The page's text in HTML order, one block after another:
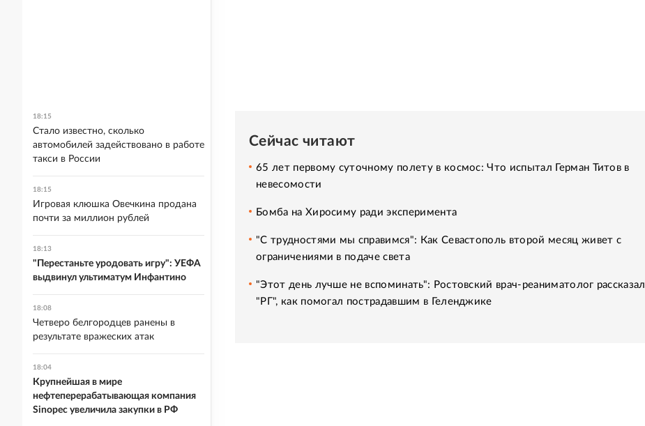
Сейчас читают
65 лет первому суточному полету в космос: Что испытал Герман Титов в
невесомости
Бомба на Хиросиму ради эксперимента
"С трудностями мы справимся": Как Севастополь второй месяц живет с
ограничениями в подаче света
"Этот день лучше не вспоминать": Ростовский врач-реаниматолог рассказал
"РГ", как помогал пострадавшим в Геленджике
18:15
Стало известно, сколько
автомобилей задействовано в работе
такси в России
18:15
Игровая клюшка Овечкина продана
почти за миллион рублей
18:13
"Перестаньте уродовать игру": УЕФА
выдвинул ультиматум Инфантино
18:08
Четверо белгородцев ранены в
результате вражеских атак
18:04
Крупнейшая в мире
нефтеперерабатывающая компания
Sinopec увеличила закупки в РФ